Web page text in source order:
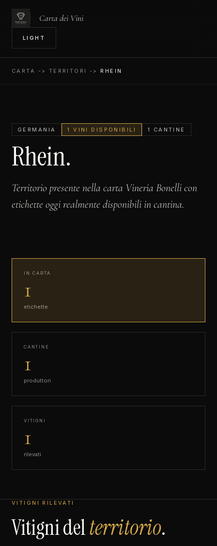
Carta dei Vini
LIGHT
CARTA -> TERRITORI -> RHEIN
GERMANIA 1 VINI DISPONIBILI 1 CANTINE
Rhein.
Territorio presente nella carta Vineria Bonelli con
etichette oggi realmente disponibili in cantina.
IN CARTA
1
etichette
CANTINE
1
produttori
VITIGNI
1
rilevati
VITIGNI RILEVATI
Vitigni delterritorio.